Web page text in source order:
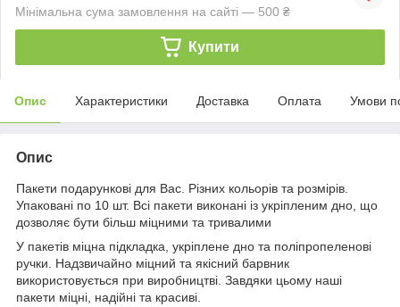
Мінімальна сума замовлення на сайті — 500 ₴
Купити
Опис Характеристики Доставка Оплата Умови
Опис
Пакети подарункові для Вас. Різних кольорів та розмірів.
Упаковані по 10 шт. Всі пакети виконані із укріпленим дно, що
дозволяє бути більш міцними та тривалими
У пакетів міцна підкладка, укріплене дно та поліпропеленові
ручки. Надзвичайно міцний та якісний барвник
використовується при виробництві. Завдяки цьому наші
пакети міцні, надійні та красиві.